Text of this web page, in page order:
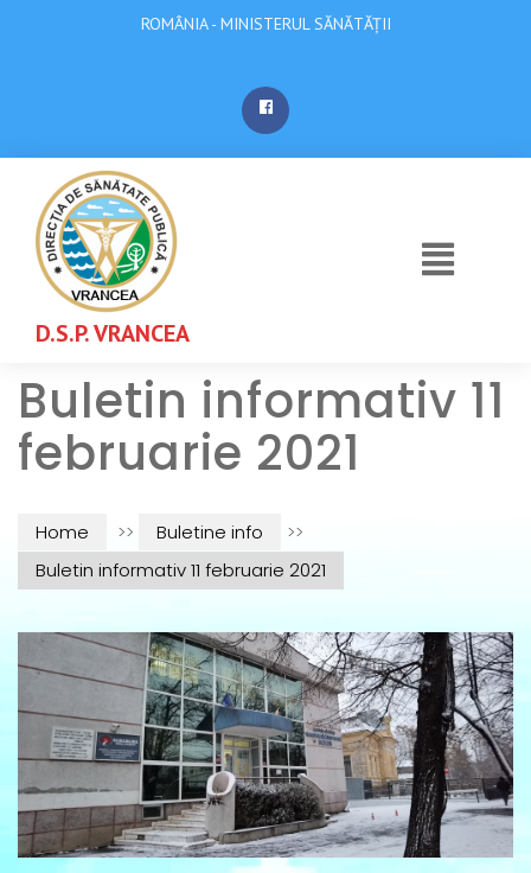
ROMÂNIA - MINISTERUL SĂNĂTĂȚII
D.S.P. VRANCEA
Buletin informativ 11
februarie 2021
Home >> Buletine info
>>
Buletin informativ 11 februarie 2021